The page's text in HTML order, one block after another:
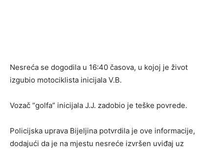
Nesreća se dogodila u 16:40 časova, u kojoj je život
izgubio motociklista inicijala V.B.
Vozač “golfa” inicijala J.J. zadobio je teške povrede.
Policijska uprava Bijeljina potvrdila je ove informacije,
dodajući da je na mjestu nesreće izvršen uviđaj uz